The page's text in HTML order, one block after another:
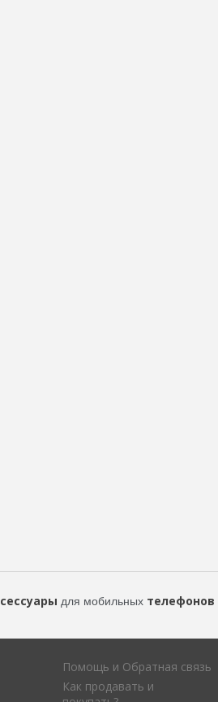
для мобильных телефонов
Помощь и Обратная связь
Как продавать и